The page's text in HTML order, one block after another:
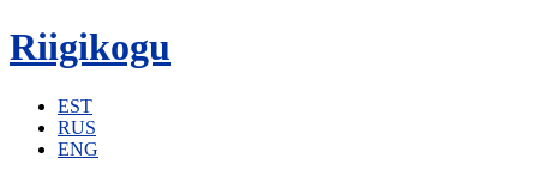
Riigikogu
EST
RUS
ENG